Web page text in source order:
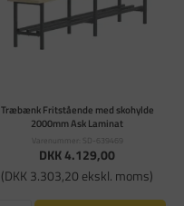
Træbænk Fritstående med skohylde
2000mm Ask Laminat
Varenummer: SD-639469
DKK 4.129,00
(DKK 3.303,20 ekskl. moms)